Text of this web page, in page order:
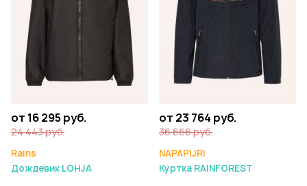
от 16 295 руб.
24 443 руб.
Rains
Дождевик LOHJA
от 23 764 руб.
36 666 руб.
NAPAPIJRI
Куртка RAINFOREST